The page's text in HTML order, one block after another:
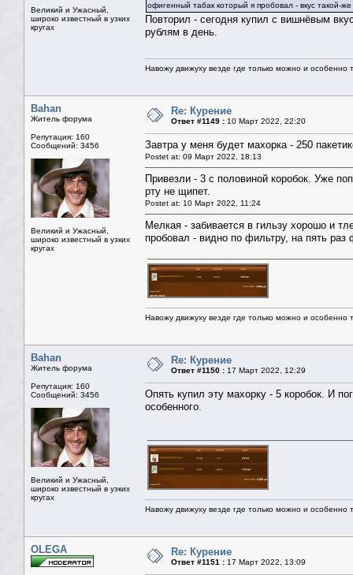
Великий и Ужасный,
широко известный в узких
кругах
офигенный табак который я пробовал - вкус такой-
Повторил - сегодня купил с вишнёвым
рублям в день.
Навожу движуху везде где только можно и особенно
Bahan
Житель форума
Репутация: 160
Сообщений: 3456
Великий и Ужасный,
широко известный в узких
кругах
Re: Курение
Ответ #1149 : 10 Март 2022, 22:20
Завтра у меня будет махорка - 250
Postet at: 09 Март 2022, 18:13
Привезли - 3 с половиной коробок. Уже
рту не щипет.
Postet at: 10 Март 2022, 11:24
Мелкая - забивается в гильзу хорошо и
пробовал - видно по фильтру, на пять
Навожу движуху везде где только можно и особенно
Bahan
Житель форума
Репутация: 160
Сообщений: 3456
Великий и Ужасный,
широко известный в узких
кругах
Re: Курение
Ответ #1150 : 17 Март 2022, 12:29
Опять купил эту махорку - 5 коробок. И
особенного.
Навожу движуху везде где только можно и особенно
OLEGA Re: Курение
Ответ #1151 : 17 Март 2022, 13:09